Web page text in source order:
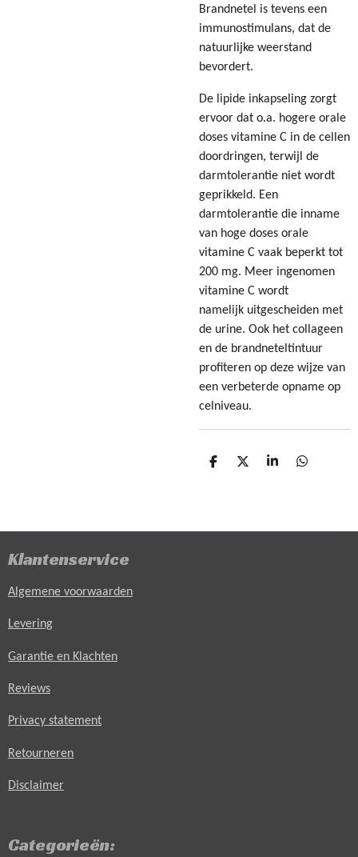
Brandnetel is tevens een
immunostimulans, dat de
natuurlijke weerstand
bevordert.
De lipide inkapseling zorgt
ervoor dat o.a. hogere orale
doses vitamine C in de cellen
doordringen, terwijl de
darmtolerantie niet wordt
geprikkeld. Een
darmtolerantie die inname
van hoge doses orale
vitamine C vaak beperkt tot
200 mg. Meer ingenomen
vitamine C wordt
namelijk uitgescheiden met
de urine. Ook het collageen
en de brandneteltintuur
profiteren op deze wijze van
een verbeterde opname op
celniveau.
D
D
S
D
Klantenservice
Algemene voorwaarden
Levering
Garantie en Klachten
Reviews
Privacy statement
Retourneren
Disclaimer
Categorieën: